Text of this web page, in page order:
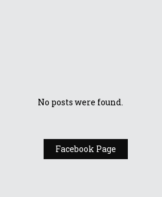
No posts were found.
Facebook Page